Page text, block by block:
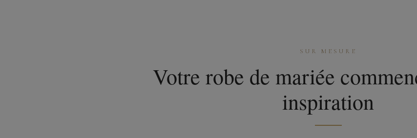
SUR MESURE
Votre robe de mariée
inspiration